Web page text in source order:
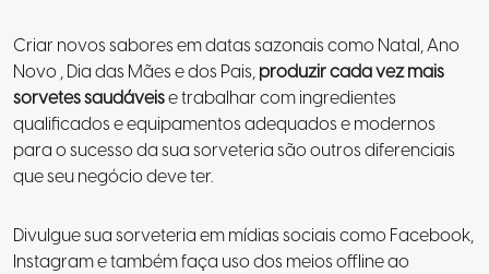
Criar novos sabores em datas sazonais como Natal, Ano
Novo , Dia das Mães e dos Pais,produzir cada vez mais
sorvetes saudáveise trabalhar com ingredientes
qualificados e equipamentos adequados e modernos
para o sucesso da sua sorveteria são outros diferenciais
que seu negócio deve ter.
Divulgue sua sorveteria em mídias sociais como Facebook,
Instagram e também faça uso dos meios offline ao